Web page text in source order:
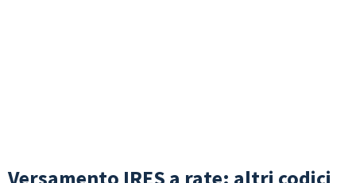
Versamento IRES a rate: altri codici